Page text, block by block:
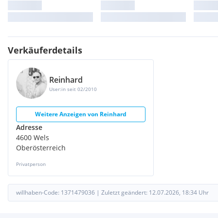
Verkäuferdetails
Reinhard
User:in seit 02/2010
Weitere Anzeigen von Reinhard
Adresse
4600 Wels
Oberösterreich
Privatperson
willhaben-Code: 1371479036 | Zuletzt geändert: 12.07.2026, 18:34 Uhr